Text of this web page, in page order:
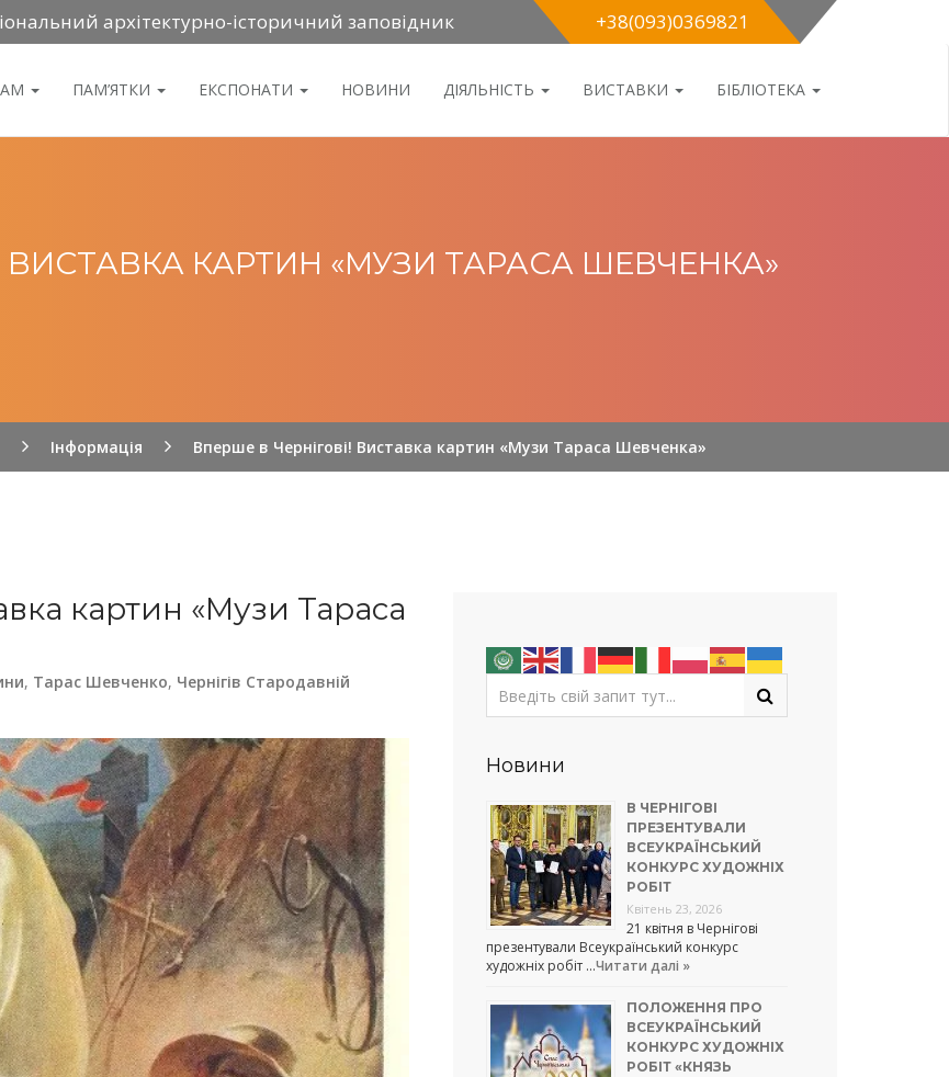
архітектурно-історичний заповідник +38(093)0369821
ПАМ’ЯТКИ ЕКСПОНАТИ НОВИНИ ДІЯЛЬНІСТЬ ВИСТАВКИ БІБЛІОТЕКА
ВИСТАВКА КАРТИН «МУЗИ ТАРАСА ШЕВЧЕНКА»
Інформація Вперше в Чернігові! Виставка картин «Музи Тараса Шевченка»
картин «Музи Тараса
, Тарас Шевченко, Чернігів Стародавній
Новини
В ЧЕРНІГОВІ
ПРЕЗЕНТУВАЛИ
ВСЕУКРАЇНСЬКИЙ
КОНКУРС ХУДОЖНІХ
РОБІТ
Квітень 23, 2026
21 квітня в Чернігові
презентували Всеукраїнський конкурс
художніх робіт …Читати далі »
ПОЛОЖЕННЯ ПРО
ВСЕУКРАЇНСЬКИЙ
КОНКУРС ХУДОЖНІХ
РОБІТ «КНЯЗЬ